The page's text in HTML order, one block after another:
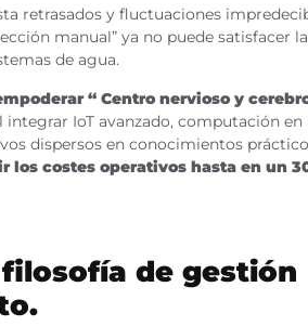
retrasados y fluctuaciones
manual” ya no puede satisfacer
de agua.
“ Centro nervioso y
IoT avanzado, computación en
dispersos en conocimientos
los costes operativos hasta en un
filosofía de gestión